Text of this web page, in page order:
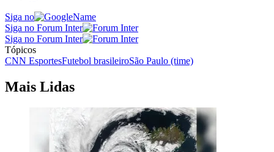
Siga no
Siga no Forum Inter
Siga no Forum Inter
Tópicos
CNN EsportesFutebol brasileiroSão Paulo (time)
Mais Lidas